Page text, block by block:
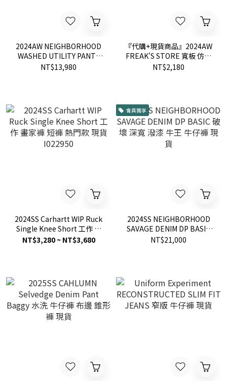
2024AW NEIGHBORHOOD
WASHED UTILITY PANTS
水洗 寬鬆 牛仔褲 現貨
NT$13,980
『代購+現貨商品』2024AW
FREAK'S STORE 寬板 仿舊
拓腿 弧形 破壞 彎刀 牛仔褲 3
NT$2,180
2024SS Carhartt WIP Ruck
Single Knee Short 工作 畫
家褲 短褲 熱門款 現貨
NT$3,280 ~ NT$3,680
會員獨享
2024SS NEIGHBORHOOD
SAVAGE DENIM DP BASIC
破壞 深寬 潑漆 牛王 牛仔褲
NT$21,000